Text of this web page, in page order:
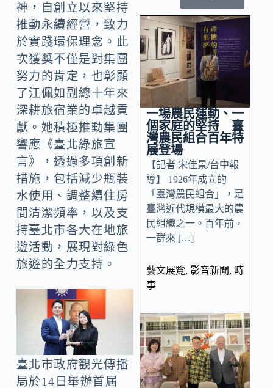
神，自創立以來堅持
推動永續經營，致力
於實踐環保理念。此
次獲獎不僅是對集團
努力的肯定，也彰顯
了江佩如副總十年來
深耕旅宿業的卓越貢
獻。她積極推動集團
響應《臺北綠旅宣
言》，透過多項創新
措施，包括減少瓶裝
水使用、調整續住房
間清潔頻率，以及支
持臺北市各大在地旅
遊活動，展現對綠色
旅遊的全力支持。
臺北市政府觀光傳播
局於14日舉辦首屆
一場農民運動、一
個家庭的堅持 臺
灣農民組合百年特
展登場
【記者 宋佳景/台中報
導】 1926年成立的
「臺灣農民組合」，是
臺灣近代規模最大的農
民組織之一。百年前，
一群來 […]
藝文展覽, 影音新聞, 時
事